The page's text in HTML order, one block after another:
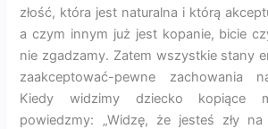
złość, która jest naturalna i którą
a czym innym już jest kopanie, bicie
nie zgadzamy. Zatem wszystkie stany
zaakceptować-pewne zachowania
Kiedy widzimy dziecko kopiące
powiedzmy: „Widzę, że jesteś zły